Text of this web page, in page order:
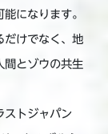
になります。
だけでなく、地
間とゾウの共生
ストジャパン